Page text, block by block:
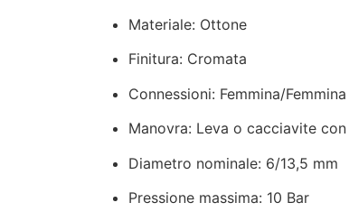
Materiale: Ottone
Finitura: Cromata
Connessioni: Femmina/Femmina
Manovra: Leva o cacciavite
Diametro nominale: 6/13,5 mm
Pressione massima: 10 Bar